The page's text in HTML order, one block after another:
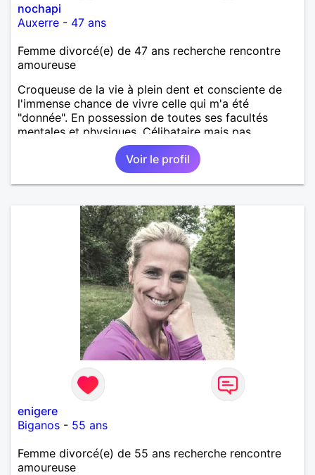
nochapi
Auxerre - 47 ans
Femme divorcé(e) de 47 ans recherche rencontre
amoureuse
Croqueuse de la vie à plein dent et consciente de
l'immense chance de vivre celle qui m'a été
"donnée". En possession de toutes ses facultés
mentales et physiques. Célibataire mais pas
solitaire, je mène une vie bien remplie. Je ne suis
pas sur ce site par dépit, ni en tant que
représentatrice de la Femme Divorcée Mal dans sa
peau. A bientôt.
Voir le profil
enigere
Biganos - 55 ans
Femme divorcé(e) de 55 ans recherche rencontre
amoureuse